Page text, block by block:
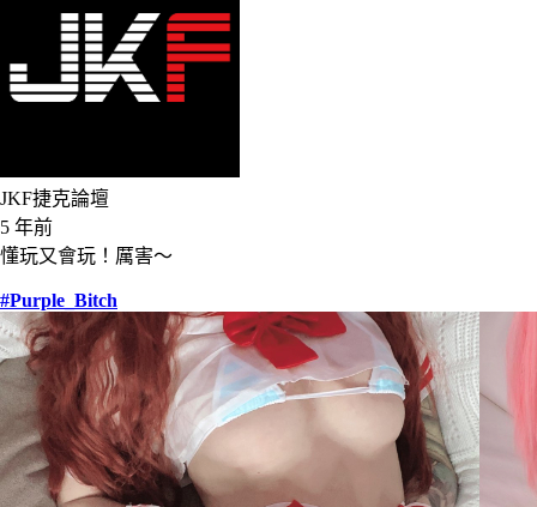
JKF捷克論壇
5 年前
懂玩又會玩！厲害～
#Purple_Bitch